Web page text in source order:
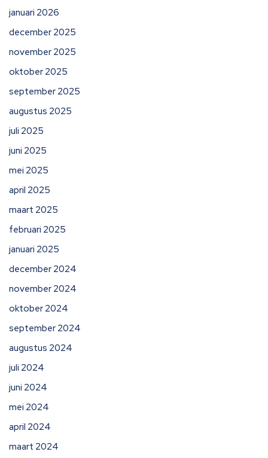
januari 2026
december 2025
november 2025
oktober 2025
september 2025
augustus 2025
juli 2025
juni 2025
mei 2025
april 2025
maart 2025
februari 2025
januari 2025
december 2024
november 2024
oktober 2024
september 2024
augustus 2024
juli 2024
juni 2024
mei 2024
april 2024
maart 2024